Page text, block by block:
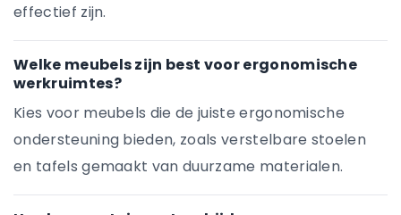
effectief zijn.
Welke meubels zijn best voor ergonomische
werkruimtes?
Kies voor meubels die de juiste ergonomische
ondersteuning bieden, zoals verstelbare stoelen
en tafels gemaakt van duurzame materialen.